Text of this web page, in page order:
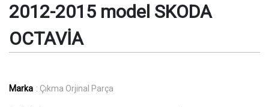
2012-2015 model SKODA
OCTAVİA
Marka : Çıkma Orjinal Parça